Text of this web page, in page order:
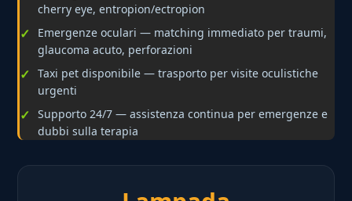
cherry eye, entropion/ectropion
Emergenze oculari — matching immediato per traumi,
glaucoma acuto, perforazioni
Taxi pet disponibile — trasporto per visite oculistiche
urgenti
Supporto 24/7 — assistenza continua per emergenze e
dubbi sulla terapia